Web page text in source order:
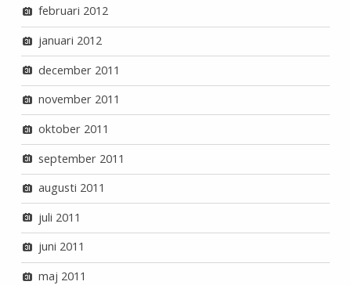
februari 2012
januari 2012
december 2011
november 2011
oktober 2011
september 2011
augusti 2011
juli 2011
juni 2011
maj 2011